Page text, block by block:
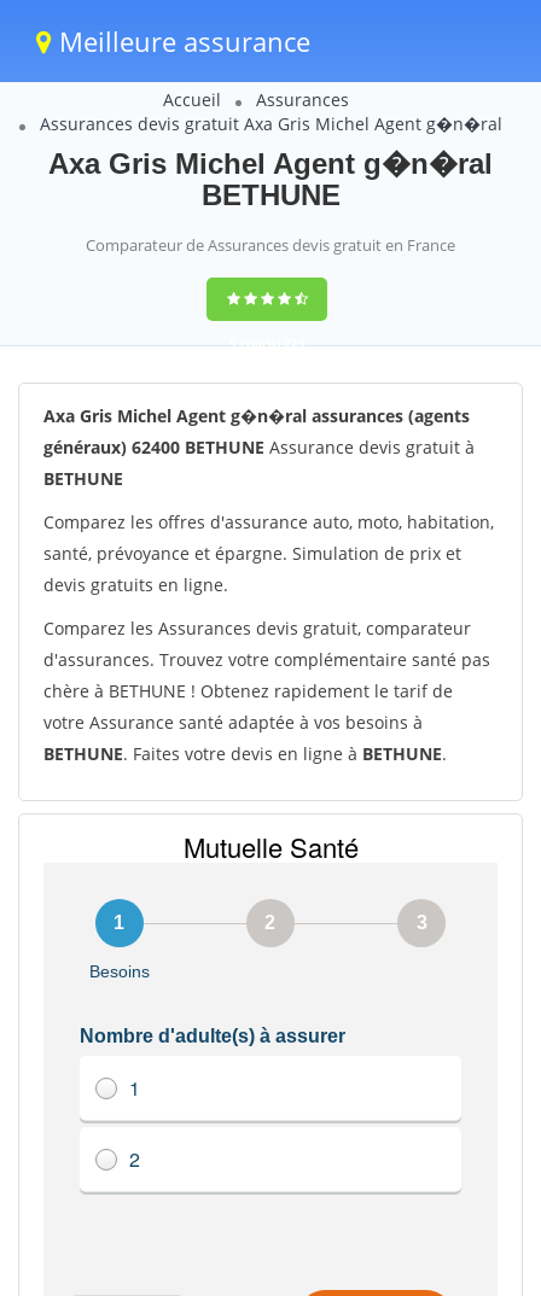
Meilleure assurance
Accueil
Assurances
Assurances devis gratuit Axa Gris Michel Agent g�n�ral
Axa Gris Michel Agent g�n�ral
BETHUNE
Comparateur de Assurances devis gratuit en France
9(100%)223
votes
Axa Gris Michel Agent g�n�ral assurances (agents
généraux) 62400 BETHUNE Assurance devis gratuit à
BETHUNE
Comparez les offres d'assurance auto, moto, habitation,
santé, prévoyance et épargne. Simulation de prix et
devis gratuits en ligne.
Comparez les Assurances devis gratuit, comparateur
d'assurances. Trouvez votre complémentaire santé pas
chère à BETHUNE ! Obtenez rapidement le tarif de
votre Assurance santé adaptée à vos besoins à
BETHUNE. Faites votre devis en ligne à BETHUNE.